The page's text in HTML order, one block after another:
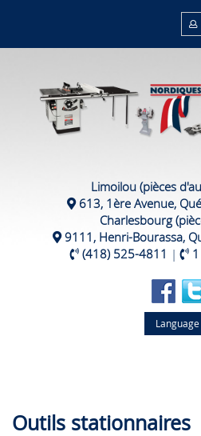
Limoilou (pièces
613, 1ère Avenue,
Charlesbourg
9111, Henri-Bourassa,
(418) 525-4811 |
Language
Outils stationnaires